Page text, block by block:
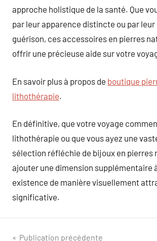
approche holistique de la santé. Que
par leur apparence distincte ou par leur
guérison, ces accessoires en pierres
offrir une précieuse aide sur votre
En savoir plus à propos de boutique
lithothérapie.
En définitive, que votre voyage
lithothérapie ou que vous ayez une
sélection réfléchie de bijoux en pierres
ajouter une dimension supplémentaire
existence de manière visuellement
significative.
Publication précédente